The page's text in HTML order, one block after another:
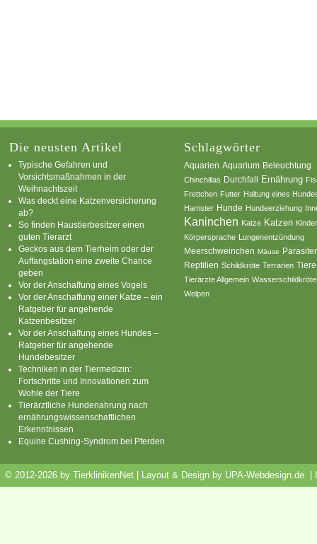
Die neusten Artikel
Typische Gefahren und
Vorsichtsmaßnahmen in der
Weihnachtszeit
Was deckt eine Katzenversicherung
ab?
So finden Haustierbesitzer einen
guten Tierarzt
Geckos aus dem Tierheim oder der
Auffangstation eine zweite Chance
geben
Vor der Anschaffung eines Vogels
Vor der Anschaffung einer Katze – ein
Ratgeber für angehende
Katzenbesitzer
Vor der Anschaffung eines Hundes –
Ratgeber für angehende
Hundebesitzer
Techniken in der Tiermedizin:
Fortschritte und Innovationen zum
Wohle der Tiere
Tierärztliche Hundenahrung nach
ernährungswissenschaftlichen
Erkenntnissen
Equine Cushing-Syndrom bei Pferden
Schlagwörter
Aquarien Aquarium Beleuchtung
Chinchillas Durchfall Ernährung
Frettchen Futter Haltung eines
Hamster Hunde Hundeerziehung
Kaninchen Katze Katzen
Körpersprache Lungenentzündung
Meerschweinchen Mäuse
Reptilien Schildkröte Terrarien Tiere
Tierärzte Allgemein
Welpen
© 2012-2026 by TierklinikenNet | Layout & Design by UPA-Webdesign.de.